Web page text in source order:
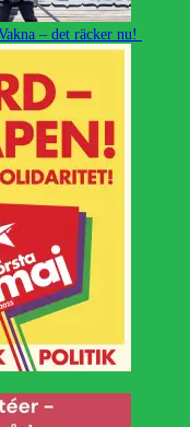
– det räcker nu!